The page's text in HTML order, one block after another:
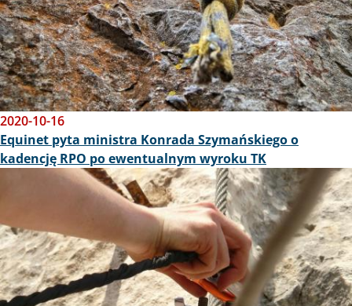
2020-10-16
Equinet pyta ministra Konrada Szymańskiego o
kadencję RPO po ewentualnym wyroku TK